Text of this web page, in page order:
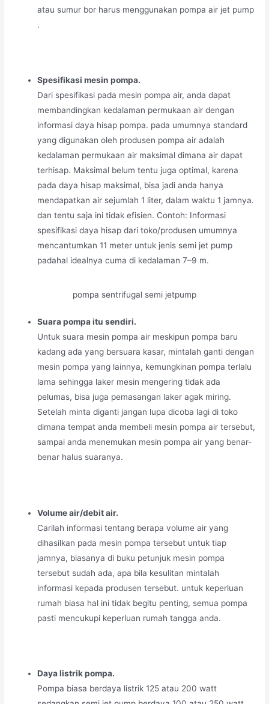
atau sumur bor harus menggunakan pompa air jet pump
.
Spesifikasi mesin pompa.
Dari spesifikasi pada mesin pompa air, anda dapat
membandingkan kedalaman permukaan air dengan
informasi daya hisap pompa. pada umumnya standard
yang digunakan oleh produsen pompa air adalah
kedalaman permukaan air maksimal dimana air dapat
terhisap. Maksimal belum tentu juga optimal, karena
pada daya hisap maksimal, bisa jadi anda hanya
mendapatkan air sejumlah 1 liter, dalam waktu 1 jamnya.
dan tentu saja ini tidak efisien. Contoh: Informasi
spesifikasi daya hisap dari toko/produsen umumnya
mencantumkan 11 meter untuk jenis semi jet pump
padahal idealnya cuma di kedalaman 7–9 m.
pompa sentrifugal semi jetpump
Suara pompa itu sendiri.
Untuk suara mesin pompa air meskipun pompa baru
kadang ada yang bersuara kasar, mintalah ganti dengan
mesin pompa yang lainnya, kemungkinan pompa terlalu
lama sehingga laker mesin mengering tidak ada
pelumas, bisa juga pemasangan laker agak miring.
Setelah minta diganti jangan lupa dicoba lagi di toko
dimana tempat anda membeli mesin pompa air tersebut,
sampai anda menemukan mesin pompa air yang benar-
benar halus suaranya.
Volume air/debit air.
Carilah informasi tentang berapa volume air yang
dihasilkan pada mesin pompa tersebut untuk tiap
jamnya, biasanya di buku petunjuk mesin pompa
tersebut sudah ada, apa bila kesulitan mintalah
informasi kepada produsen tersebut. untuk keperluan
rumah biasa hal ini tidak begitu penting, semua pompa
pasti mencukupi keperluan rumah tangga anda.
Daya listrik pompa.
Pompa biasa berdaya listrik 125 atau 200 watt